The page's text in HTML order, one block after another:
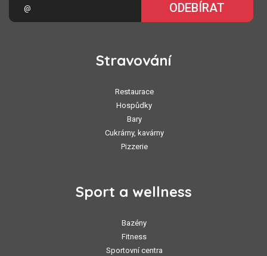
ODEBÍRAT
Stravování
Restaurace
Hospůdky
Bary
Cukrárny, kavárny
Pizzerie
Sport a wellness
Bazény
Fitness
Sportovní centra